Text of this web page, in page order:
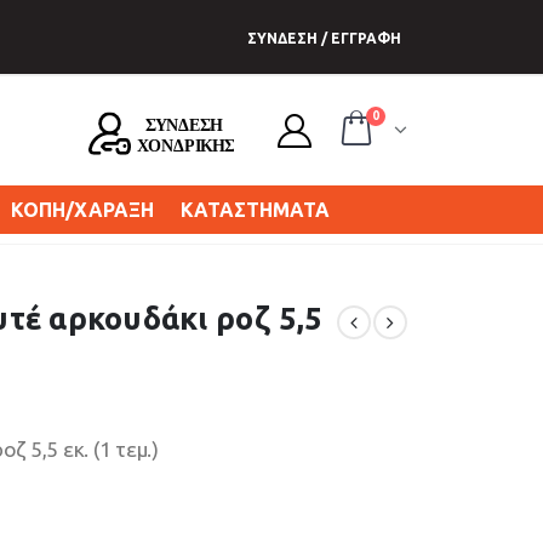
ΣΥΝΔΕΣΗ / ΕΓΓΡΑΦΗ
0
ΚΟΠΗ/ΧΑΡΑΞΗ ΚΑΤΑΣΤΗΜΑΤΑ
αρκουδάκι ροζ 5,5
5,5 εκ. (1 τεμ.)